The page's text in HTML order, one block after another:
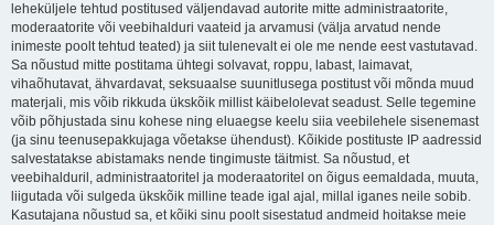
leheküljele tehtud postitused väljendavad autorite mitte administraatorite,
moderaatorite või veebihalduri vaateid ja arvamusi (välja arvatud nende
inimeste poolt tehtud teated) ja siit tulenevalt ei ole me nende eest vastutavad.
Sa nõustud mitte postitama ühtegi solvavat, roppu, labast, laimavat,
vihaõhutavat, ähvardavat, seksuaalse suunitlusega postitust või mõnda muud
materjali, mis võib rikkuda ükskõik millist käibelolevat seadust. Selle tegemine
võib põhjustada sinu kohese ning eluaegse keelu siia veebilehele sisenemast
(ja sinu teenusepakkujaga võetakse ühendust). Kõikide postituste IP aadressid
salvestatakse abistamaks nende tingimuste täitmist. Sa nõustud, et
veebihalduril, administraatoritel ja moderaatoritel on õigus eemaldada, muuta,
liigutada või sulgeda ükskõik milline teade igal ajal, millal iganes neile sobib.
Kasutajana nõustud sa, et kõiki sinu poolt sisestatud andmeid hoitakse meie